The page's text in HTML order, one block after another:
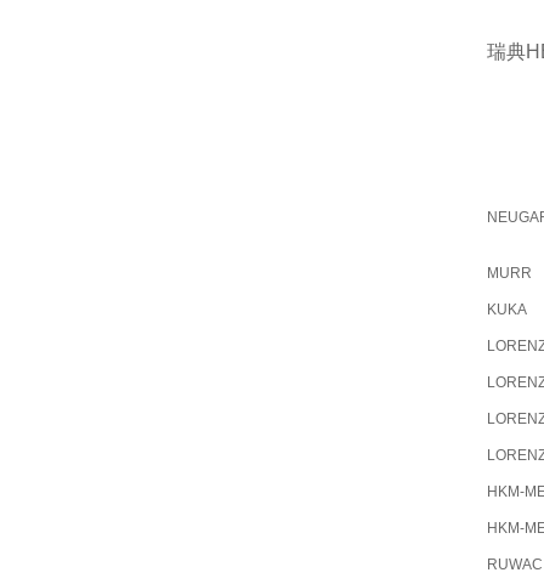
瑞典
MURR
KUKA
HKM-
HKM-
RUWAC